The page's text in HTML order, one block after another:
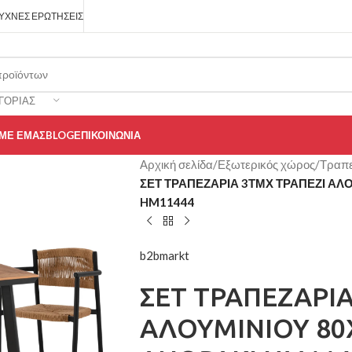
ΕΡΩΤΉΣΕΙΣ
ΕΜΆΣBLOGΕΠΙΚΟΙΝΩΝΊΑ
Αρχική σελίδα/Εξωτερικός χώρος/
ΣΕΤ ΤΡΑΠΕΖΑΡΙΑ 3ΤΜΧ ΤΡΑΠΕΖΙ
HM11444
b2bmarkt
ΣΕΤ
ΑΛΟΥΜΙΝΙΟΥ